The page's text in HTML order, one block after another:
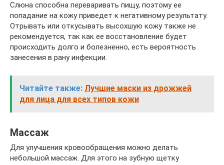
Слюна способна переваривать пищу, поэтому ее
попадание на кожу приведет к негативному результату.
Отрывать или откусывать высохшую кожу также не
рекомендуется, так как ее восстановление будет
происходить долго и болезненно, есть вероятность
занесения в рану инфекции.
Читайте также: Лучшие маски из дрожжей
для лица для всех типов кожи
Массаж
Для улучшения кровообращения можно делать
небольшой массаж. Для этого на зубную щетку